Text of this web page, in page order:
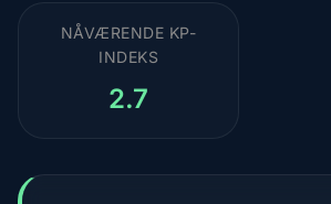
NÅVÆRENDE KP-
INDEKS
2.7